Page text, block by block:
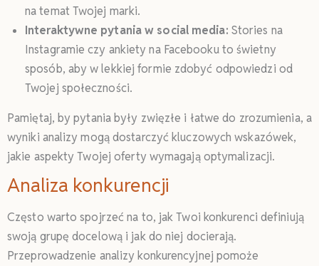
na temat Twojej marki.
Interaktywne pytania w social media: Stories na
Instagramie czy ankiety na Facebooku to świetny
sposób, aby w lekkiej formie zdobyć odpowiedzi od
Twojej społeczności.
Pamiętaj, by pytania były zwięzłe i łatwe do zrozumienia, a
wyniki analizy mogą dostarczyć kluczowych wskazówek,
jakie aspekty Twojej oferty wymagają optymalizacji.
Analiza konkurencji
Często warto spojrzeć na to, jak Twoi konkurenci definiują
swoją grupę docelową i jak do niej docierają.
Przeprowadzenie analizy konkurencyjnej pomoże